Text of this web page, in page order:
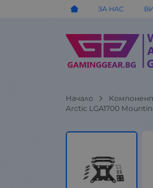
ЗА НАС
Начало
Arctic LGA1700